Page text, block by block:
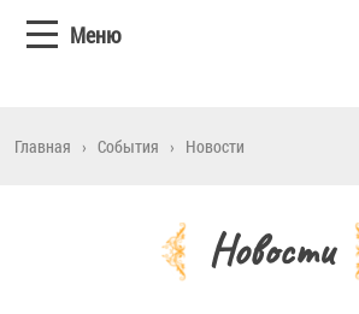
Меню
Главная › События › Новости
Новости